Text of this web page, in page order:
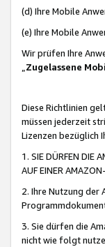
(d) Ihre Mobile
(e) Ihre Mobile
Wir prüfen Ihre
„Zugelassene
Diese Richtlinien
müssen jederzeit
Lizenzen bezüglich
1. SIE DÜRFEN DIE
AUF EINER
2. Ihre Nutzung der
3. Sie dürfen die
nicht wie folgt